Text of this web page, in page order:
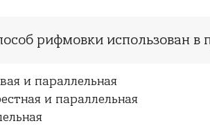
рифмовки использован в
и параллельная
и параллельная